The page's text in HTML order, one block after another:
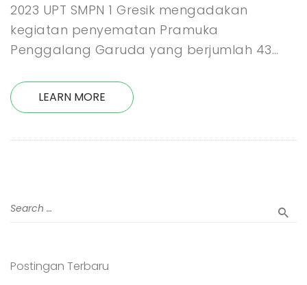
2023 UPT SMPN 1 Gresik mengadakan
kegiatan penyematan Pramuka
Penggalang Garuda yang berjumlah 43…
LEARN MORE
Postingan Terbaru